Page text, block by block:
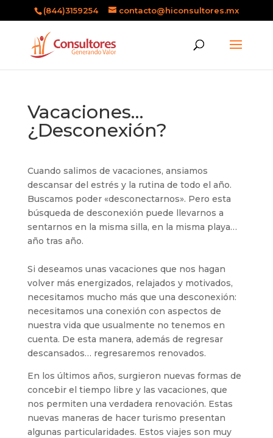
(844)3159254 contacto@hiconsultores.mx
Vacaciones…
¿Desconexión?
Cuando salimos de vacaciones, ansiamos
descansar del estrés y la rutina de todo el año.
Buscamos poder «desconectarnos». Pero esta
búsqueda de desconexión puede llevarnos a
sentarnos en la misma silla, en la misma playa…
año tras año.
Si deseamos unas vacaciones que nos hagan
volver más energizados, relajados y motivados,
necesitamos mucho más que una desconexión:
necesitamos una conexión con aspectos de
nuestra vida que usualmente no tenemos en
cuenta. De esta manera, además de regresar
descansados… regresaremos renovados.
En los últimos años, surgieron nuevas formas de
concebir el tiempo libre y las vacaciones, que
nos permiten una verdadera renovación. Estas
nuevas maneras de hacer turismo presentan
algunas particularidades. Estos viajes son muy